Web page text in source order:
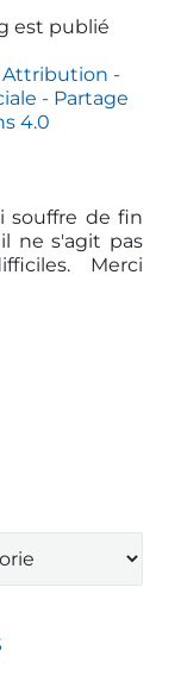
est publié
souffre de fin
ne s'agit pas
Merci